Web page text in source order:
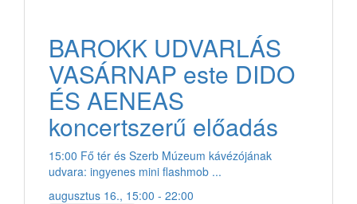
BAROKK UDVARLÁS
VASÁRNAP este DIDO
ÉS AENEAS
koncertszerű előadás
15:00 Fő tér és Szerb Múzeum kávézójának
udvara: ingyenes mini flashmob ...
augusztus 16., 15:00 - 22:00